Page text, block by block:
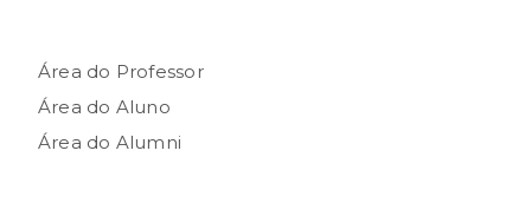
Área do Professor
Área do Aluno
Área do Alumni